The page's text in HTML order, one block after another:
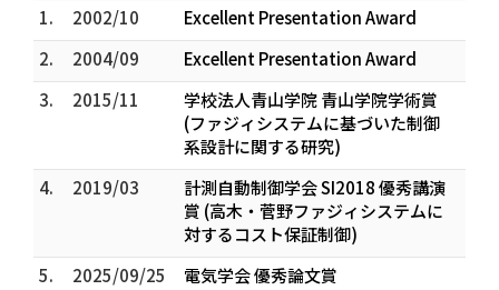
1.
2002/10
Excellent Presentation Award
2.
2004/09
Excellent Presentation Award
3.
2015/11
学校法人青山学院 青山学院学術賞
(ファジィシステムに基づいた制御
系設計に関する研究)
4.
2019/03
計測自動制御学会 SI2018 優秀講演
賞 (高木・菅野ファジィシステムに
対するコスト保証制御)
5.
2025/09/25 電気学会 優秀論文賞